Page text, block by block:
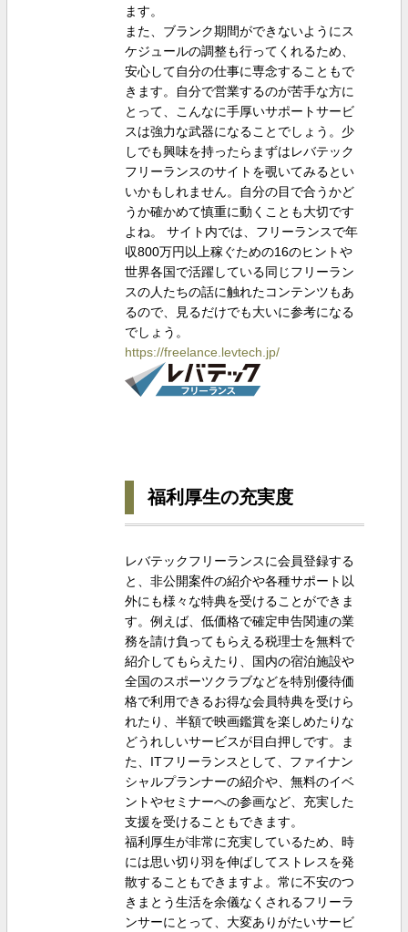
ます。
また、ブランク期間ができないようにス
ケジュールの調整も行ってくれるため、
安心して自分の仕事に専念することもで
きます。自分で営業するのが苦手な方に
とって、こんなに手厚いサポートサービ
スは強力な武器になることでしょう。少
しでも興味を持ったらまずはレバテック
フリーランスのサイトを覗いてみるとい
いかもしれません。自分の目で合うかど
うか確かめて慎重に動くことも大切です
よね。 サイト内では、フリーランスで年
収800万円以上稼ぐための16のヒントや
世界各国で活躍している同じフリーラン
スの人たちの話に触れたコンテンツもあ
るので、見るだけでも大いに参考になる
でしょう。
https://freelance.levtech.jp/
福利厚生の充実度
レバテックフリーランスに会員登録する
と、非公開案件の紹介や各種サポート以
外にも様々な特典を受けることができま
す。例えば、低価格で確定申告関連の業
務を請け負ってもらえる税理士を無料で
紹介してもらえたり、国内の宿泊施設や
全国のスポーツクラブなどを特別優待価
格で利用できるお得な会員特典を受けら
れたり、半額で映画鑑賞を楽しめたりな
どうれしいサービスが目白押しです。ま
た、ITフリーランスとして、ファイナン
シャルプランナーの紹介や、無料のイベ
ントやセミナーへの参画など、充実した
支援を受けることもできます。
福利厚生が非常に充実しているため、時
には思い切り羽を伸ばしてストレスを発
散することもできますよ。常に不安のつ
きまとう生活を余儀なくされるフリーラ
ンサーにとって、大変ありがたいサービ